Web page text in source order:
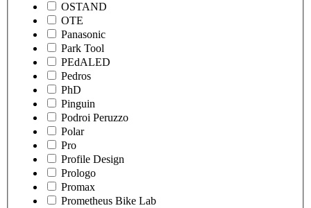
OSTAND
OTE
Panasonic
Park Tool
PEdALED
Pedros
PhD
Pinguin
Podroi Peruzzo
Polar
Pro
Profile Design
Prologo
Promax
Prometheus Bike Lab